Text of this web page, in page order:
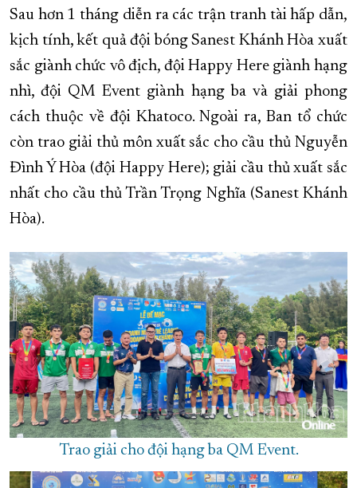
Sau hơn 1 tháng diễn ra các trận tranh tài hấp dẫn,
kịch tính, kết quả đội bóng Sanest Khánh Hòa xuất
sắc giành chức vô địch, đội Happy Here giành hạng
nhì, đội QM Event giành hạng ba và giải phong
cách thuộc về đội Khatoco. Ngoài ra, Ban tổ chức
còn trao giải thủ môn xuất sắc cho cầu thủ Nguyễn
Đình Ý Hòa (đội Happy Here); giải cầu thủ xuất sắc
nhất cho cầu thủ Trần Trọng Nghĩa (Sanest Khánh
Hòa).
Trao giải cho đội hạng ba QM Event.